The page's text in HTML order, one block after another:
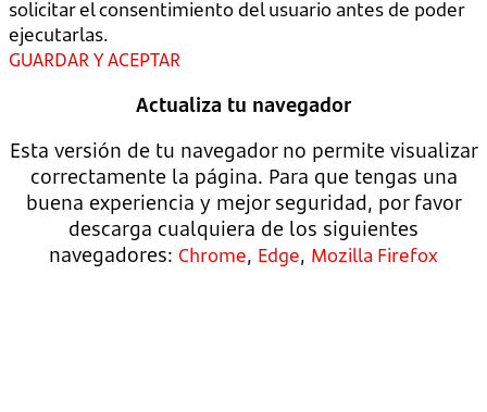
solicitar el consentimiento del usuario antes de poder
ejecutarlas.
GUARDAR Y ACEPTAR
Actualiza tu navegador
Esta versión de tu navegador no permite visualizar
correctamente la página. Para que tengas una
buena experiencia y mejor seguridad, por favor
descarga cualquiera de los siguientes
navegadores: Chrome, Edge, Mozilla Firefox